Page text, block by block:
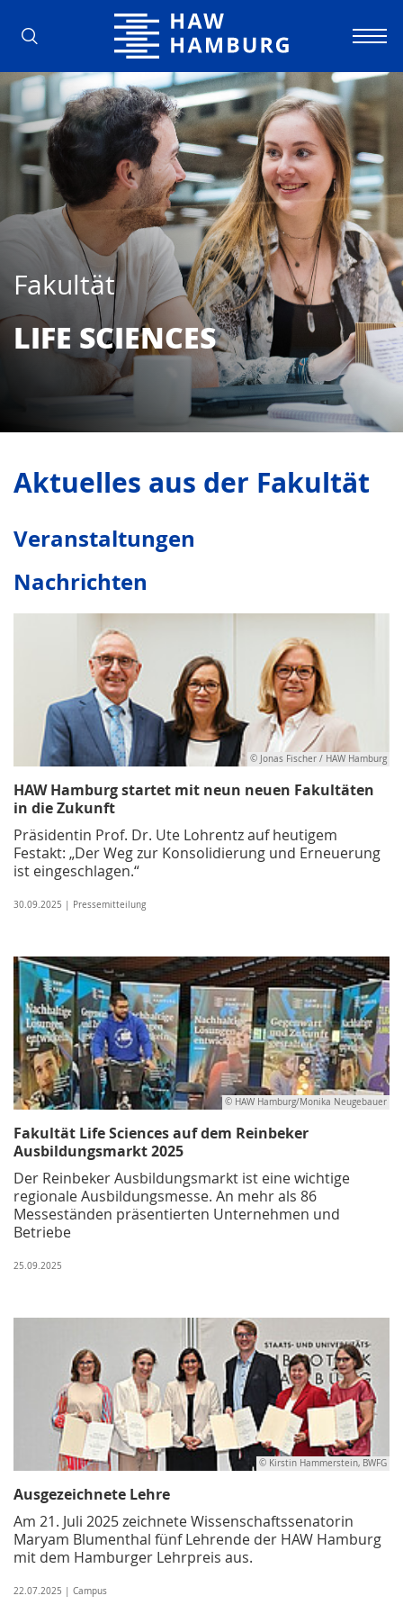
Hochschule für Angewandte
Fakultät
LIFE SCIEN­CES
Aktuelles aus der Fakultät
Veranstaltungen
Nachrichten
© Jonas Fischer / HAW Hamburg
HAW Hamburg startet mit neun neuen Fakultäten
in die Zukunft
Präsidentin Prof. Dr. Ute Lohrentz auf heutigem
Festakt: „Der Weg zur Konsolidierung und Erneuerung
ist eingeschlagen.“
30.09.2025 | Pressemitteilung
© HAW Hamburg/Monika Neugebauer
Fakultät Life Sciences auf dem Reinbeker
Ausbildungsmarkt 2025
Der Reinbeker Ausbildungsmarkt ist eine wichtige
regionale Ausbildungs­messe. An mehr als 86
Messeständen präsentierten Unternehmen und
Betriebe
25.09.2025
© Kirstin Hammerstein, BWFG
Ausgezeichnete Lehre
Am 21. Juli 2025 zeichnete Wissenschaftssenatorin
Maryam Blumenthal fünf Lehrende der HAW Hamburg
mit dem Hamburger Lehrpreis aus.
22.07.2025 | Campus